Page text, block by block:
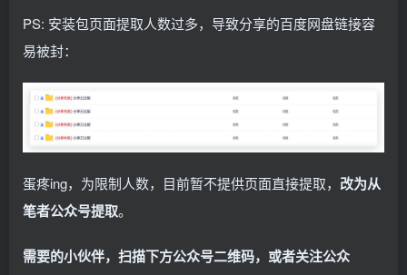
PS: 安装包页面提取人数过多，导致分享的百度网盘链接容
易被封：
蛋疼ing，为限制人数，目前暂不提供页面直接提取， 改为从
笔者公众号提取。
需要的小伙伴，扫描下方公众号二维码，或者关注公众